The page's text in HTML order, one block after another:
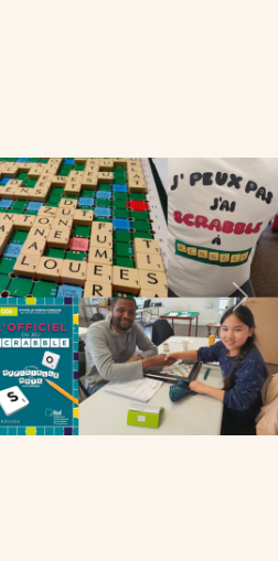
Next